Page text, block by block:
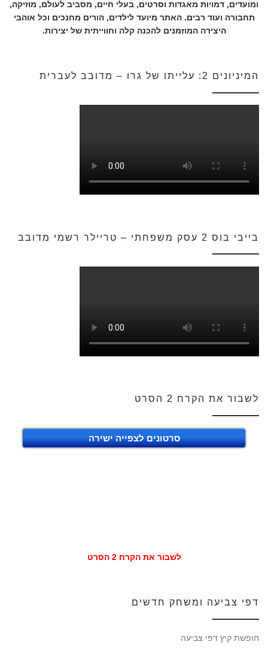
ומועדים, דמויות מאגדות וסרטים, בעלי חיים, מסביב לעולם, מוזיקה,
תחבורה ועוד רבים. האתר מיועד לילדים, הורים מחנכים וכל אוהבי
היצירה המוזמנים להכנה קלה וחווייתית של יצירות.
המיניונים 2: עלייתו של גרו – מדובב לעברית
בייבי בוס 2 עסק משפחתי – טריילר רשמי מדובב
לשבור את הקרח 2 הסרט
סרטונים לצפייה ישירה
לשבור את הקרח 2 הסרט
דפי צביעה ומשחק חדשים
חופשת קיץ דפי צביעה